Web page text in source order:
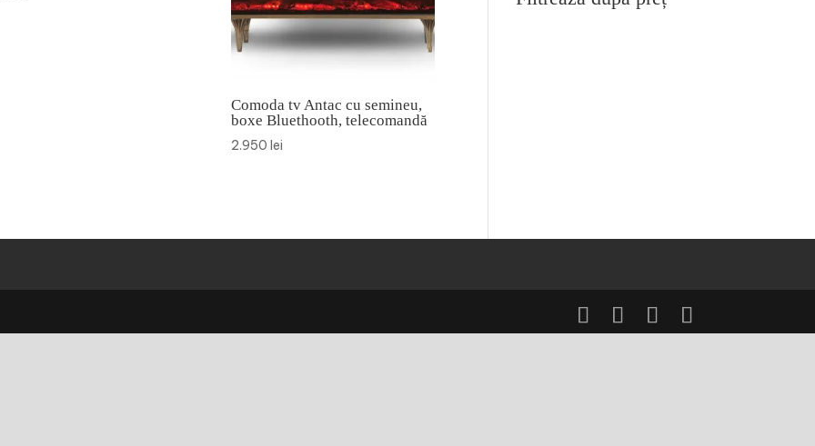
Comoda tv Antac cu semineu,
boxe Bluethooth, telecomandă
2.950 lei